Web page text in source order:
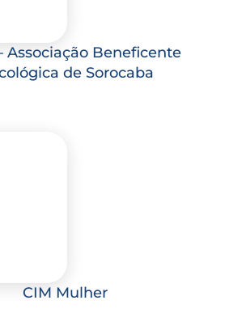
Associação Beneficente
de Sorocaba
CIM Mulher